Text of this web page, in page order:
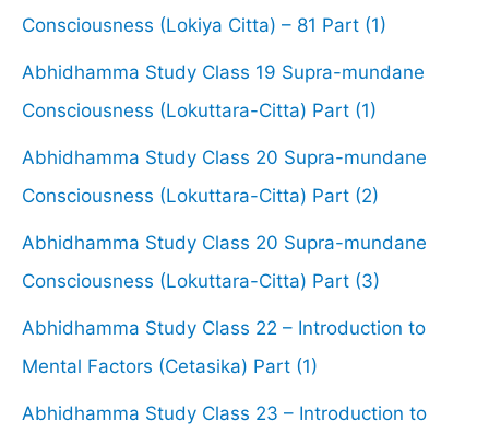
Consciousness (Lokiya Citta) – 81 Part (1)
Abhidhamma Study Class 19 Supra-mundane
Consciousness (Lokuttara-Citta) Part (1)
Abhidhamma Study Class 20 Supra-mundane
Consciousness (Lokuttara-Citta) Part (2)
Abhidhamma Study Class 20 Supra-mundane
Consciousness (Lokuttara-Citta) Part (3)
Abhidhamma Study Class 22 – Introduction to
Mental Factors (Cetasika) Part (1)
Abhidhamma Study Class 23 – Introduction to